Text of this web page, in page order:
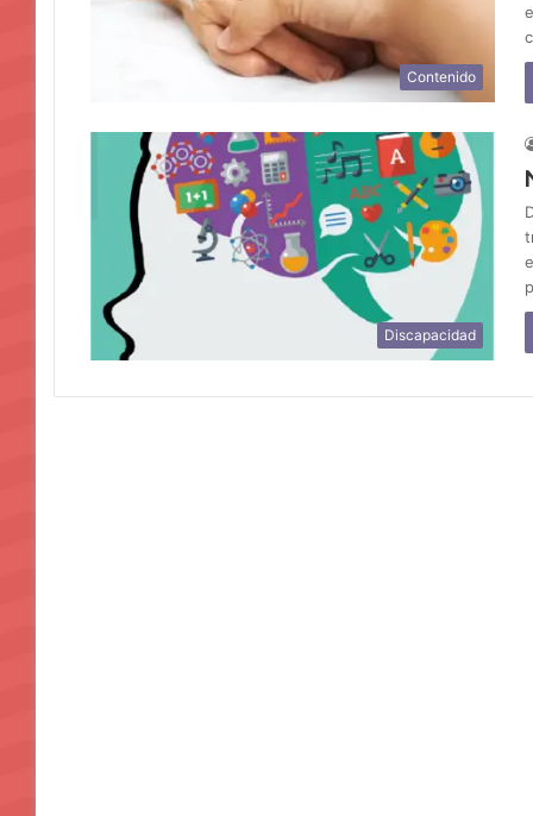
Contenido
Discapacidad